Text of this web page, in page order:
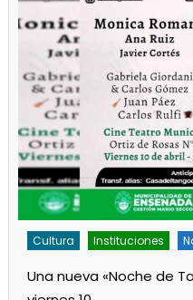
Cultura Noticias
Los jardines de